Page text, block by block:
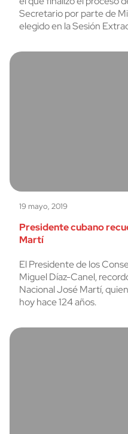
Secretario por parte de
elegido en la Sesión
19 mayo, 2019
Presidente cubano
Martí
El Presidente de los
Miguel Díaz-Canel,
Nacional José Martí,
hoy hace 124 años.